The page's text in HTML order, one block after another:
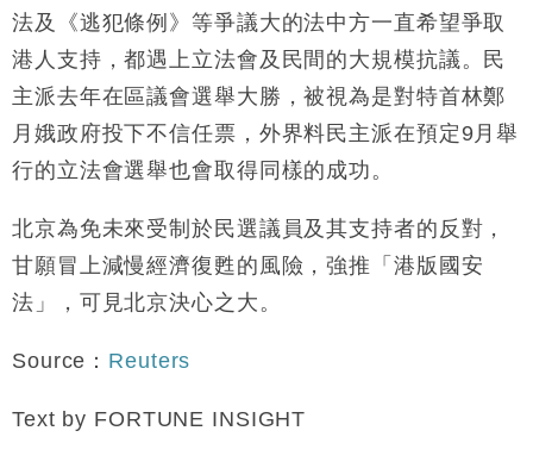
法及《逃犯條例》等爭議大的法中方一直希望爭取
港人支持，都遇上立法會及民間的大規模抗議。民
主派去年在區議會選舉大勝，被視為是對特首林鄭
月娥政府投下不信任票，外界料民主派在預定9月舉
行的立法會選舉也會取得同樣的成功。
北京為免未來受制於民選議員及其支持者的反對，
甘願冒上減慢經濟復甦的風險，強推「港版國安
法」，可見北京決心之大。
Source： Reuters
Text by FORTUNE INSIGHT